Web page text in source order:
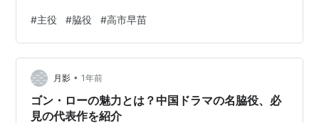
ドルフ・ヒトラーは脇役でした。これらの人が好調な時
に、ついていった人は多く居ますが。結局、ある時から
落ち始めたら、底なし沼なので、最期は悲惨でしたね。
あなたもついていこうとするときに、その上司やトップ
が脇役か主役かというのを見定める必要がありますね。
関ケ原合戦の前に、もし、主役が徳川家康で、脇役が石
#主役 #脇役 #高市早苗
月影 • 1年前
ゴン・ローの魅力とは？中国ドラマの名脇役、必
見の代表作を紹介